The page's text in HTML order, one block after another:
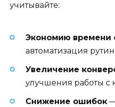
учитывайте:
Экономию времени
автоматизация
Увеличение
улучшения работы с
Снижение ошибок